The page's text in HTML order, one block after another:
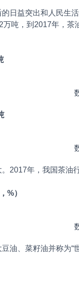
日益突出和人民生
吨，到2017年，茶
2017年，我国茶油
%）
油、菜籽油并称为“